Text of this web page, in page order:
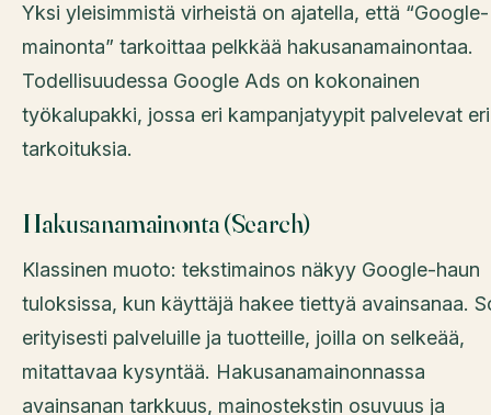
Yksi yleisimmistä virheistä on ajatella, että “Google-
mainonta” tarkoittaa pelkkää hakusanamainontaa.
Todellisuudessa Google Ads on kokonainen
työkalupakki, jossa eri kampanjatyypit palvelevat eri
tarkoituksia.
Hakusanamainonta (Search)
Klassinen muoto: tekstimainos näkyy Google-haun
tuloksissa, kun käyttäjä hakee tiettyä avainsanaa.
erityisesti palveluille ja tuotteille, joilla on selkeää,
mitattavaa kysyntää. Hakusanamainonnassa
avainsanan tarkkuus, mainostekstin osuvuus ja